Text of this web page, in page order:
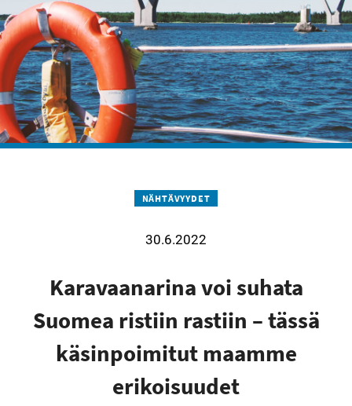
NÄHTÄVYYDET
30.6.2022
Karavaanarina voi suhata
Suomea ristiin rastiin – tässä
käsinpoimitut maamme
erikoisuudet